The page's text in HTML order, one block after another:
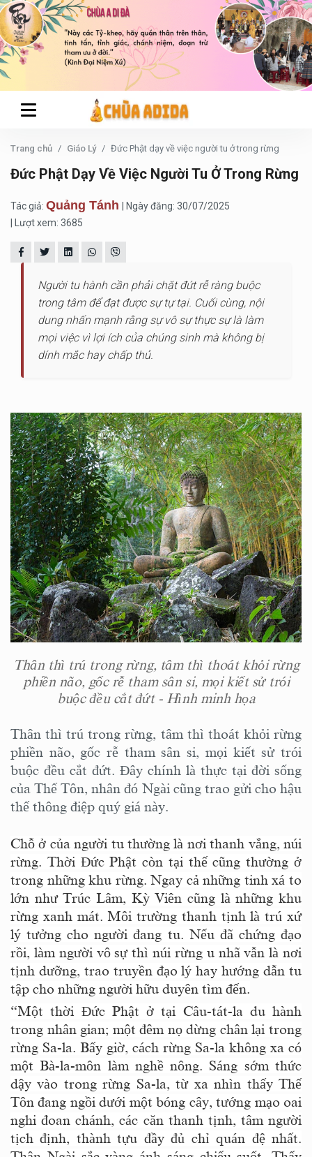
Trang chủ Giáo Lý Đức Phật dạy về việc người tu ở trong rừng
Đức Phật Dạy Về Việc Người Tu Ở Trong Rừng
Tác giả: Quảng Tánh
| Ngày đăng: 30/07/2025
| Lượt xem: 3685
Người tu hành cần phải chặt đứt rễ ràng buộc
trong tâm để đạt được sự tự tại. Cuối cùng, nội
dung nhấn mạnh rằng sự vô sự thực sự là làm
mọi việc vì lợi ích của chúng sinh mà không bị
dính mắc hay chấp thủ.
Thân thì trú trong rừng, tâm thì thoát khỏi rừng
phiền não, gốc rễ tham sân si, mọi kiết sử trói
buộc đều cắt đứt - Hình minh họa
Thân thì trú trong rừng, tâm thì thoát khỏi rừng
phiền não, gốc rễ tham sân si, mọi kiết sử trói
buộc đều cắt đứt. Đây chính là thực tại đời sống
của Thế Tôn, nhân đó Ngài cũng trao gửi cho hậu
thế thông điệp quý giá này.
Chỗ ở của người tu thường là nơi thanh vắng, núi
rừng. Thời Đức Phật còn tại thế cũng thường ở
trong những khu rừng. Ngay cả những tinh xá to
lớn như Trúc Lâm, Kỳ Viên cũng là những khu
rừng xanh mát. Môi trường thanh tịnh là trú xứ
lý tưởng cho người đang tu. Nếu đã chứng đạo
rồi, làm người vô sự thì núi rừng u nhã vẫn là nơi
tịnh dưỡng, trao truyền đạo lý hay hướng dẫn tu
tập cho những người hữu duyên tìm đến.
“Một thời Đức Phật ở tại Câu-tát-la du hành
trong nhân gian; một đêm nọ dừng chân lại trong
rừng Sa-la. Bấy giờ, cách rừng Sa-la không xa có
một Bà-la-môn làm nghề nông. Sáng sớm thức
dậy vào trong rừng Sa-la, từ xa nhìn thấy Thế
Tôn đang ngồi dưới một bóng cây, tướng mạo oai
nghi đoan chánh, các căn thanh tịnh, tâm người
tịch định, thành tựu đầy đủ chỉ quán đệ nhất.